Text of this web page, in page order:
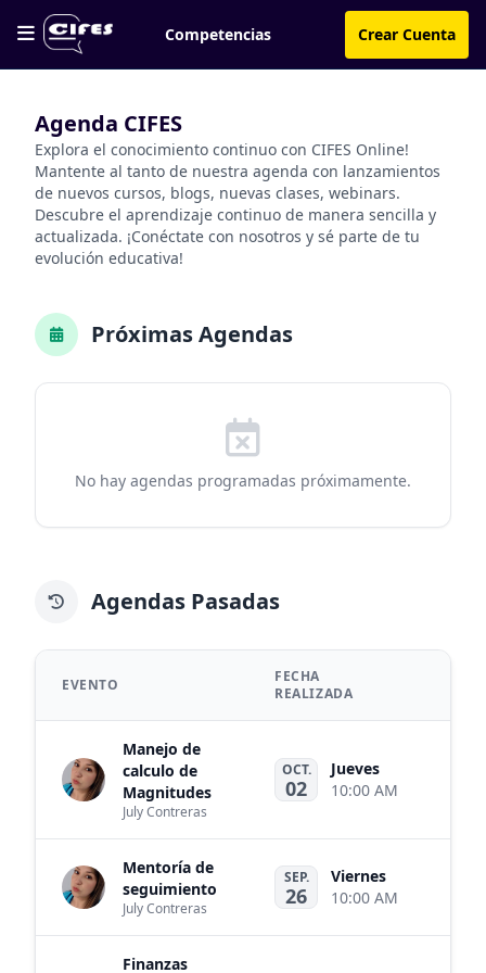
Competencias Crear Cuenta
Agenda CIFES
Explora el conocimiento continuo con CIFES Online!
Mantente al tanto de nuestra agenda con lanzamientos
de nuevos cursos, blogs, nuevas clases, webinars.
Descubre el aprendizaje continuo de manera sencilla y
actualizada. ¡Conéctate con nosotros y sé parte de tu
evolución educativa!
Próximas Agendas
No hay agendas programadas próximamente.
Agendas Pasadas
EVENTO
FECHA
REALIZADA
Manejo de
calculo de
Magnitudes
July Contreras
OCT.
02
Jueves
10:00 AM
Mentoría de
seguimiento
July Contreras
SEP.
26
Viernes
10:00 AM
Finanzas